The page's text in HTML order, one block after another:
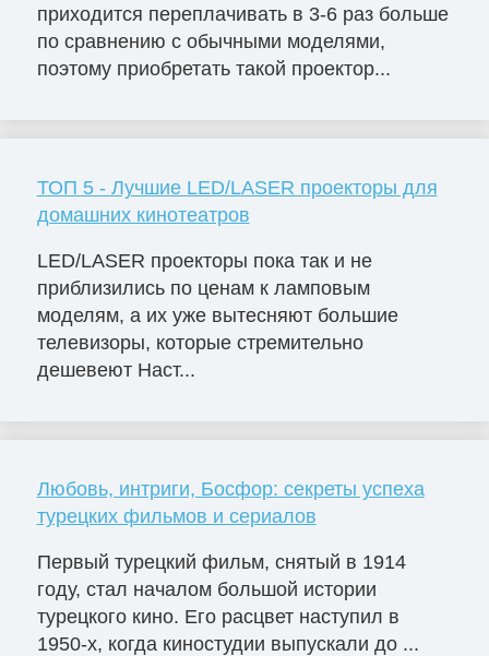
приходится переплачивать в 3-6 раз больше
по сравнению с обычными моделями,
поэтому приобретать такой проектор...
ТОП 5 - Лучшие LED/LASER проекторы для
домашних кинотеатров
LED/LASER проекторы пока так и не
приблизились по ценам к ламповым
моделям, а их уже вытесняют большие
телевизоры, которые стремительно
дешевеют Наст...
Любовь, интриги, Босфор: секреты успеха
турецких фильмов и сериалов
Первый турецкий фильм, снятый в 1914
году, стал началом большой истории
турецкого кино. Его расцвет наступил в
1950-х, когда киностудии выпускали до ...